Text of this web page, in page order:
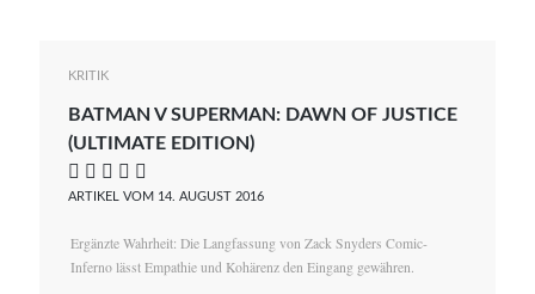
KRITIK
BATMAN V SUPERMAN: DAWN OF JUSTICE
(ULTIMATE EDITION)
    
ARTIKEL VOM 14. AUGUST 2016
Ergänzte Wahrheit: Die Langfassung von Zack Snyders Comic-
Inferno lässt Empathie und Kohärenz den Eingang gewähren.